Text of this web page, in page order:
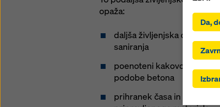
opaža:
daljša življenjska doba
saniranja
poenoteni kakovostni
podobe betona
prihranek časa in stroškov
se
sklepa
Da,